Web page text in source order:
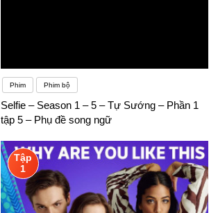
Phim Phim bộ
Selfie – Season 1 – 5 – Tự Sướng – Phần 1
tập 5 – Phụ đề song ngữ
Tập
1